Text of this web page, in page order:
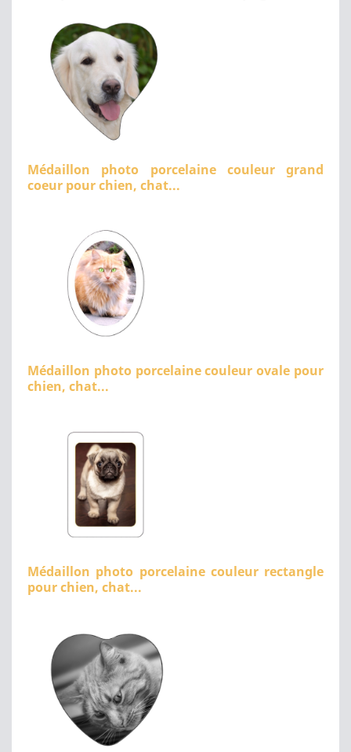
Médaillon photo porcelaine couleur grand
coeur pour chien, chat...
Médaillon photo porcelaine couleur ovale pour
chien, chat...
Médaillon photo porcelaine couleur rectangle
pour chien, chat...